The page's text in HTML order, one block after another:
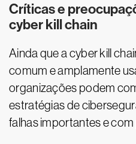
Críticas e
cyber kill chain
Ainda que a cyber kill
comum e amplamente
organizações podem
estratégias de
falhas importantes e